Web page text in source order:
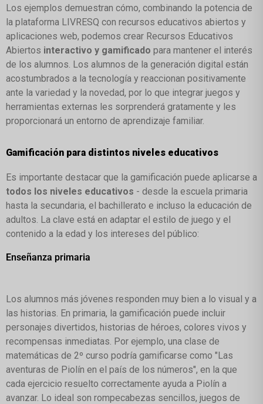
Los ejemplos demuestran cómo, combinando la potencia de
la plataforma LIVRESQ con recursos educativos abiertos y
aplicaciones web, podemos crear Recursos Educativos
Abiertos interactivo y gamificado para mantener el interés
de los alumnos. Los alumnos de la generación digital están
acostumbrados a la tecnología y reaccionan positivamente
ante la variedad y la novedad, por lo que integrar juegos y
herramientas externas les sorprenderá gratamente y les
proporcionará un entorno de aprendizaje familiar.
Gamificación para distintos niveles educativos
Es importante destacar que la gamificación puede aplicarse a
todos los niveles educativos - desde la escuela primaria
hasta la secundaria, el bachillerato e incluso la educación de
adultos. La clave está en adaptar el estilo de juego y el
contenido a la edad y los intereses del público:
Enseñanza primaria
Los alumnos más jóvenes responden muy bien a lo visual y a
las historias. En primaria, la gamificación puede incluir
personajes divertidos, historias de héroes, colores vivos y
recompensas inmediatas. Por ejemplo, una clase de
matemáticas de 2º curso podría gamificarse como "Las
aventuras de Piolín en el país de los números", en la que
cada ejercicio resuelto correctamente ayuda a Piolín a
avanzar. Lo ideal son rompecabezas sencillos, juegos de